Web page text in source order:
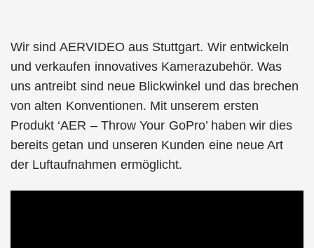
Wir sind AERVIDEO aus Stuttgart. Wir entwickeln
und verkaufen innovatives Kamerazubehör. Was
uns antreibt sind neue Blickwinkel und das brechen
von alten Konventionen. Mit unserem ersten
Produkt ‘AER – Throw Your GoPro’ haben wir dies
bereits getan und unseren Kunden eine neue Art
der Luftaufnahmen ermöglicht.